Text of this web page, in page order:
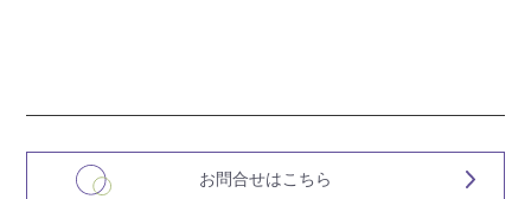
お問合せはこちら